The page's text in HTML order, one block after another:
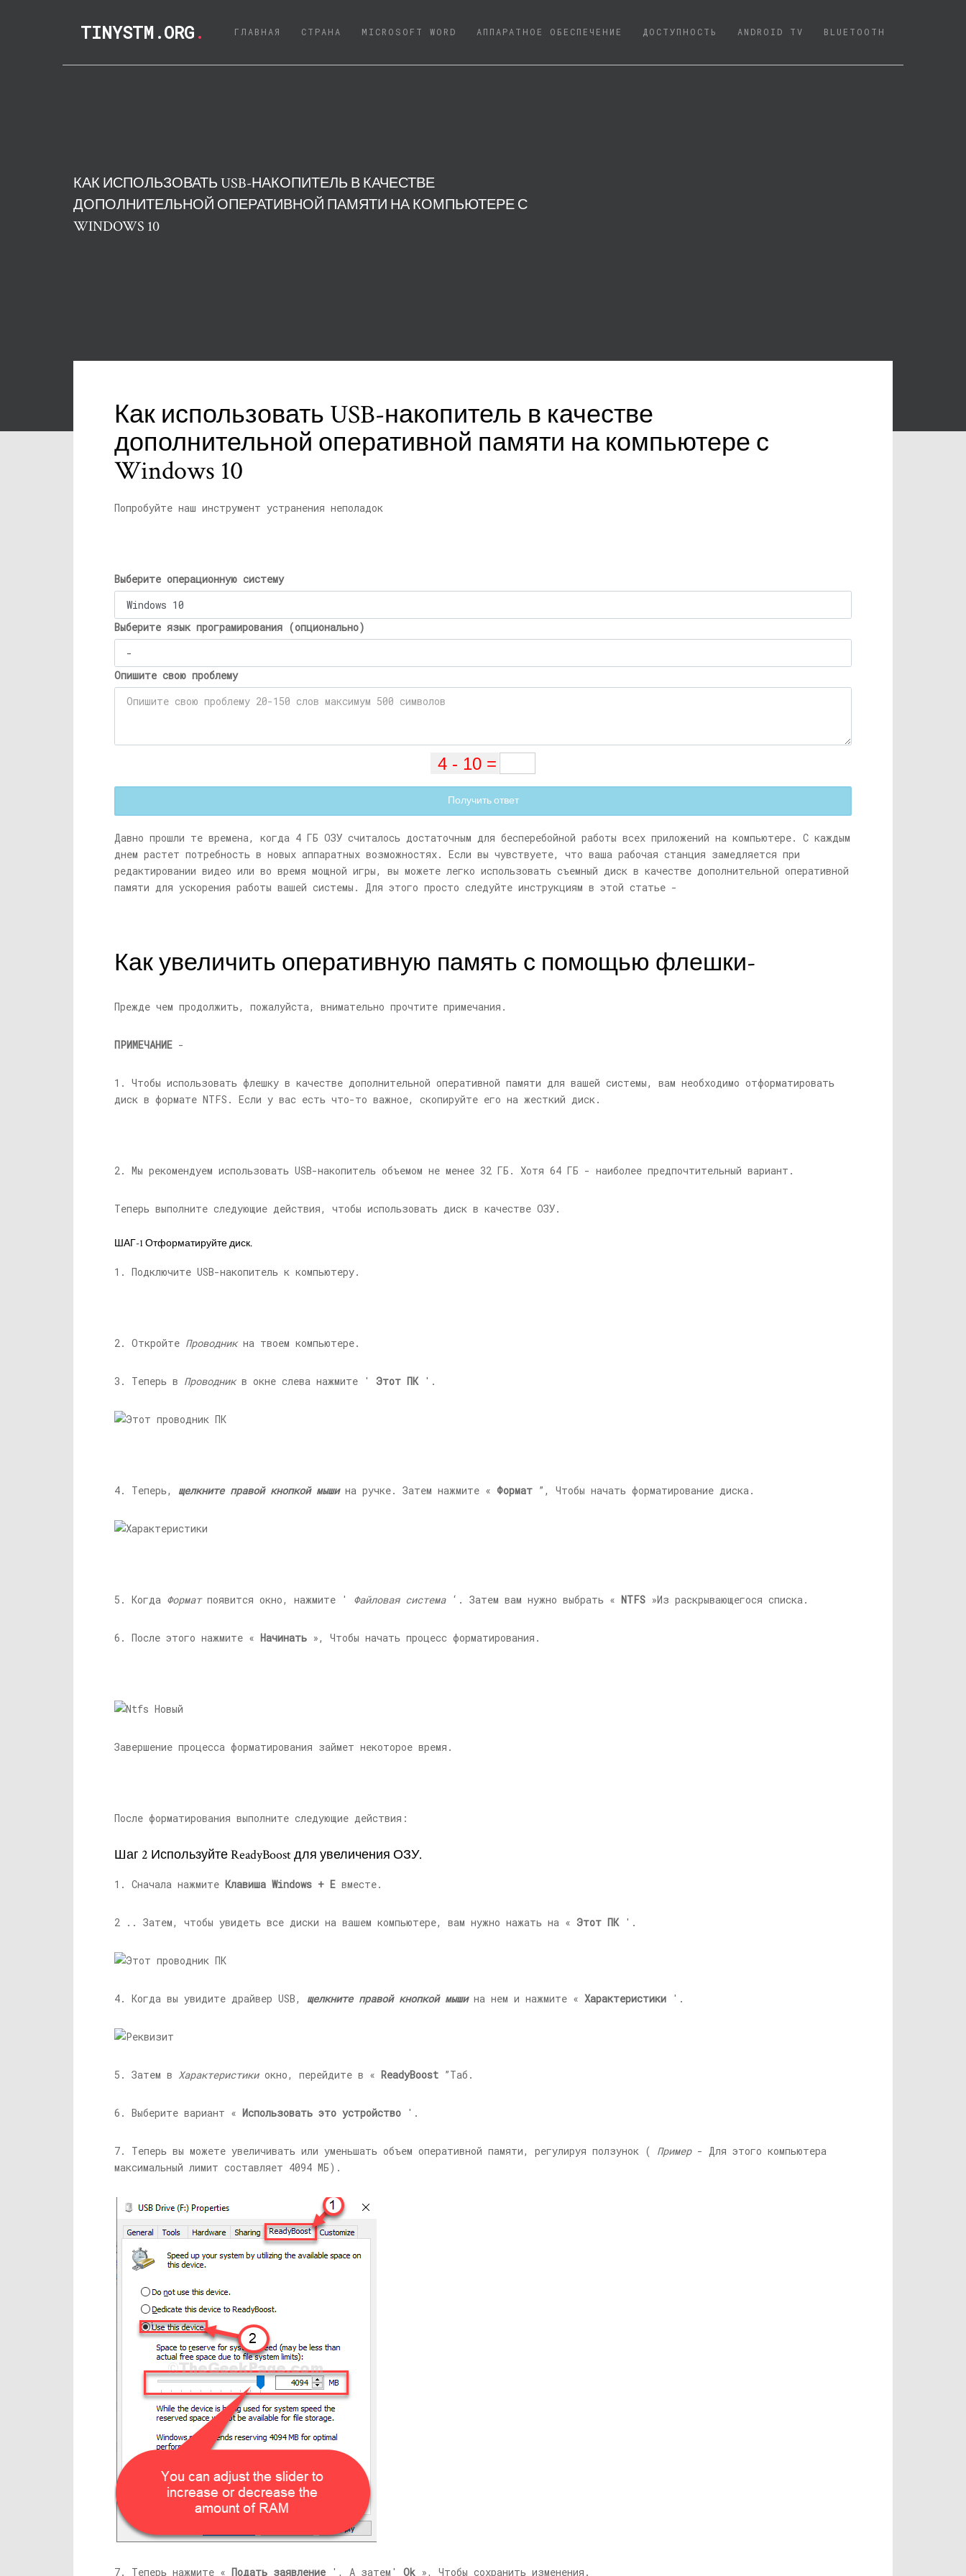
TINYSTM.ORG. ГЛАВНАЯ (CURRENT)
СТРАНА MICROSOFT WORD АППАРАТНОЕ ОБЕСПЕЧЕНИЕ ДОСТУПНОСТЬ ANDROID TV BLUETOOTH
КАК ИСПОЛЬЗОВАТЬ USB-НАКОПИТЕЛЬ В КАЧЕСТВЕ
ДОПОЛНИТЕЛЬНОЙ ОПЕРАТИВНОЙ ПАМЯТИ НА КОМПЬЮТЕРЕ С
WINDOWS 10
Как использовать USB-накопитель в качестве
дополнительной оперативной памяти на компьютере с
Windows 10
Попробуйте наш инструмент устранения неполадок
Выберите операционную систему
Выберите язык програмирования (опционально)
Опишите свою проблему
Получить ответ
Давно прошли те времена, когда 4 ГБ ОЗУ считалось достаточным для бесперебойной работы всех приложений на компьютере. С каждым
днем ​​растет потребность в новых аппаратных возможностях. Если вы чувствуете, что ваша рабочая станция замедляется при
редактировании видео или во время мощной игры, вы можете легко использовать съемный диск в качестве дополнительной оперативной
памяти для ускорения работы вашей системы. Для этого просто следуйте инструкциям в этой статье -
Как увеличить оперативную память с помощью флешки-
Прежде чем продолжить, пожалуйста, внимательно прочтите примечания.
ПРИМЕЧАНИЕ -
1. Чтобы использовать флешку в качестве дополнительной оперативной памяти для вашей системы, вам необходимо отформатировать
диск в формате NTFS. Если у вас есть что-то важное, скопируйте его на жесткий диск.
2. Мы рекомендуем использовать USB-накопитель объемом не менее 32 ГБ. Хотя 64 ГБ - наиболее предпочтительный вариант.
Теперь выполните следующие действия, чтобы использовать диск в качестве ОЗУ.
ШАГ-1 Отформатируйте диск.
1. Подключите USB-накопитель к компьютеру.
2. Откройте Проводникна твоем компьютере.
3. Теперь в Проводникв окне слева нажмите ' Этот ПК'.
4. Теперь, щелкните правой кнопкой мыши на ручке. Затем нажмите « Формат ”, Чтобы начать форматирование диска.
5. Когда Форматпоявится окно, нажмите ' Файловая система‘. Затем вам нужно выбрать « NTFS »Из раскрывающегося списка.
6. После этого нажмите « Начинать », Чтобы начать процесс форматирования.
Завершение процесса форматирования займет некоторое время.
После форматирования выполните следующие действия:
Шаг 2 Используйте ReadyBoost для увеличения ОЗУ.
1. Сначала нажмите Клавиша Windows + E вместе.
2 .. Затем, чтобы увидеть все диски на вашем компьютере, вам нужно нажать на « Этот ПК'.
4. Когда вы увидите драйвер USB, щелкните правой кнопкой мыши на нем и нажмите « Характеристики '.
5. Затем в Характеристикиокно, перейдите в « ReadyBoost ”Таб.
6. Выберите вариант « Использовать это устройство '.
7. Теперь вы можете увеличивать или уменьшать объем оперативной памяти, регулируя ползунок ( Пример- Для этого компьютера
максимальный лимит составляет 4094 МБ).
7. Теперь нажмите « Подать заявление ', А затем' Ok », Чтобы сохранить изменения.